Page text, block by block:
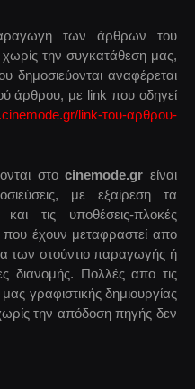
των άρθρων του
χωρίς την συγκατάθεση μας,
δημοσιεύονται αναφέρεται
άρθρου, με link που οδηγεί
link-του-αρθρου-
στοcinemode.gr είναι
με εξαίρεση τα
τις υποθέσεις-πλοκές
που έχουν μεταφραστεί απο
των στούντιο παραγωγής ή
διανομής. Πολλές απο τις
γραφιστικής δημιουργίας
την απόδοση πηγής δεν